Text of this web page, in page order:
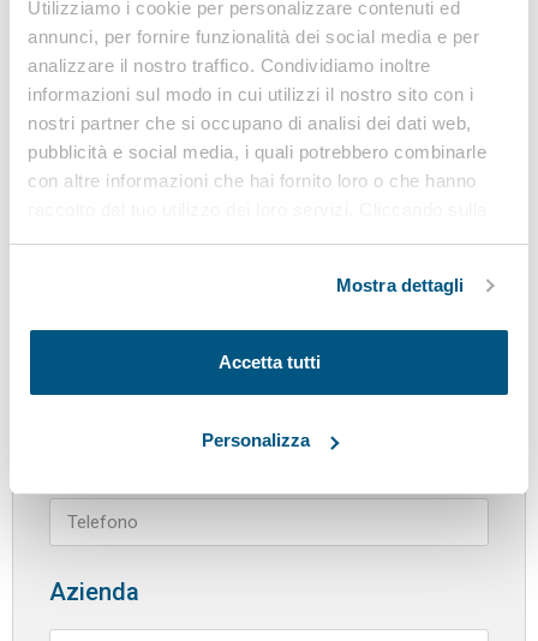
Utilizziamo i cookie per personalizzare contenuti ed
annunci, per fornire funzionalità dei social media e per
analizzare il nostro traffico. Condividiamo inoltre
informazioni sul modo in cui utilizzi il nostro sito con i
nostri partner che si occupano di analisi dei dati web,
pubblicità e social media, i quali potrebbero combinarle
con altre informazioni che hai fornito loro o che hanno
Mostra dettagli
Accetta tutti
Personalizza
Protezione-
Individuale-DPI.pdf
News correlate
Richiedi informazioni
Azienda